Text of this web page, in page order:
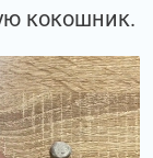
кокошник.